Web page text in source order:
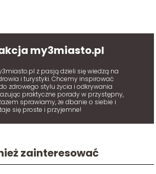
my3miasto.pl
z pasją dzieli się wiedzą na
i turystyki. Chcemy inspirować
zdrowego stylu życia i odkrywania
praktyczne porady w przystępny,
sprawiamy, że dbanie o siebie i
się proste i przyjemne!
zainteresować